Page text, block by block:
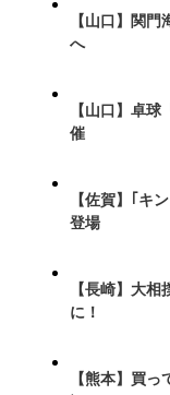
【山口】関
へ
【山口】卓
催
【佐賀】｢キ
登場
【長崎】大
に！
【熊本】買